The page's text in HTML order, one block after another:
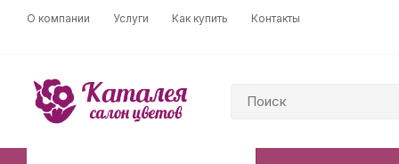
О компании Услуги Как купить Контакты